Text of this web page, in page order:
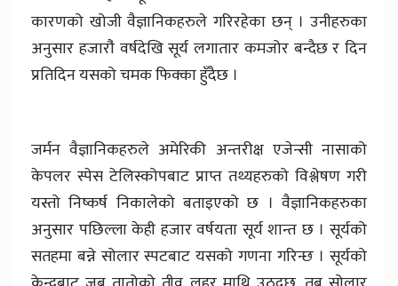
कारणको खोजी वैज्ञानिकहरुले गरिरहेका छन् । उनीहरुका
अनुसार हजारौ‌ं वर्षदेखि सूर्य लगातार कमजोर बन्दैछ र दिन
प्रतिदिन यसको चमक फिक्का हुँदैछ ।
जर्मन वैज्ञानिकहरुले अमेरिकी अन्तरीक्ष एजेन्सी नासाको
केपलर स्पेस टेलिस्कोपबाट प्राप्त तथ्यहरुको विश्लेषण गरी
यस्तो निष्कर्ष निकालेको बताइएको छ । वैज्ञानिकहरुका
अनुसार पछिल्ला केही हजार वर्षयता सूर्य शान्त छ । सूर्यको
सतहमा बन्ने सोलार स्पटबाट यसको गणना गरिन्छ । सूर्यको